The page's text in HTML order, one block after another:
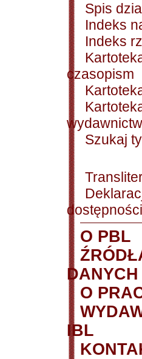
Spis
Indeks
Indeks
czasopism
wydawnictw
Szukaj
dostępności
O PBL
DANYCH
O
IBL